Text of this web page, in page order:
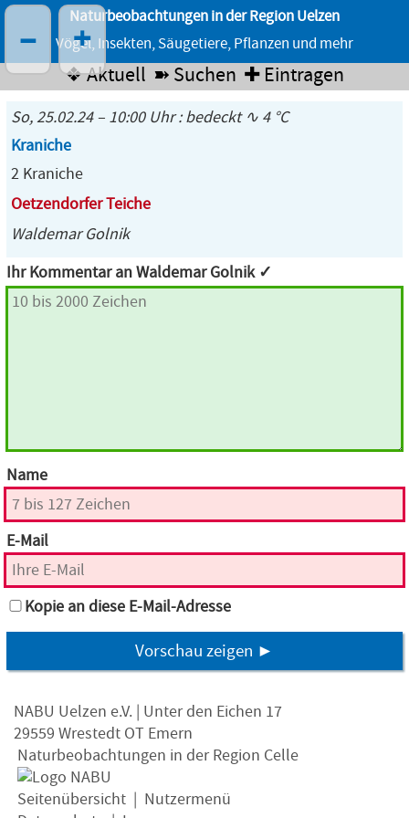
Naturbeobachtungen in der Region Uelzen
Vögel, Insekten, Säugetiere, Pflanzen und mehr
❖ Aktuell ➽ Suchen ✚ Eintragen
So, 25.02.24 – 10:00 Uhr : bedeckt ∿ 4 °C
Kraniche
2 Kraniche
Oetzendorfer Teiche
Waldemar Golnik
Ihr Kommentar an Waldemar Golnik ✓
Name
E-Mail
Kopie an diese E-Mail-Adresse
Vorschau zeigen ►
NABU Uelzen e.V. | Unter den Eichen 17
29559 Wrestedt OT Emern
Naturbeobachtungen in der Region Celle
Seitenübersicht
Nutzermenü
– +